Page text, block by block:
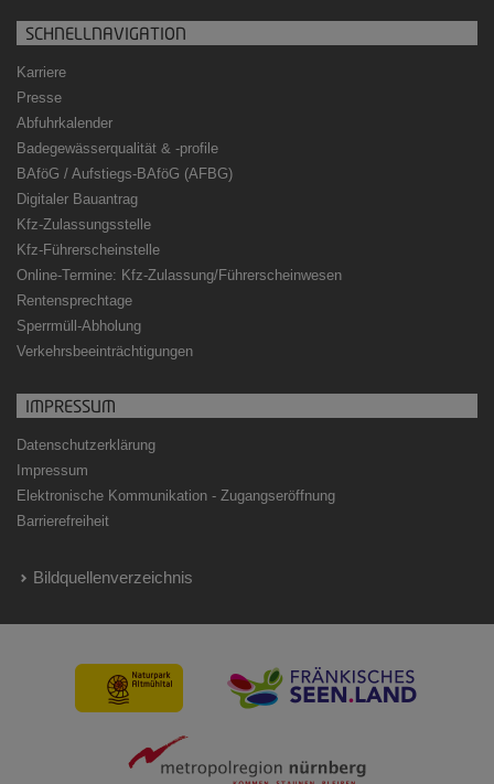
SCHNELLNAVIGATION
Karriere
Presse
Abfuhrkalender
Badegewässerqualität & -profile
BAföG / Aufstiegs-BAföG (AFBG)
Digitaler Bauantrag
Kfz-Zulassungsstelle
Kfz-Führerscheinstelle
Online-Termine: Kfz-Zulassung/Führerscheinwesen
Rentensprechtage
Sperrmüll-Abholung
Verkehrsbeeinträchtigungen
IMPRESSUM
Datenschutzerklärung
Impressum
Elektronische Kommunikation - Zugangseröffnung
Barrierefreiheit
Bildquellenverzeichnis